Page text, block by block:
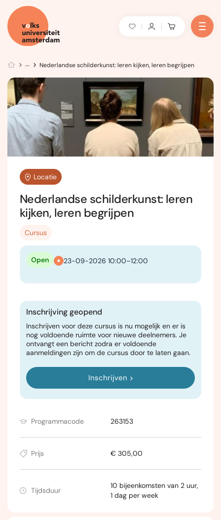
Nederlandse schilderkunst: leren kijken, leren begrijpen
Locatie
Nederlandse schilderkunst: leren
kijken, leren begrijpen
Cursus
23-09-2026 10:00–12:00
Open
Inschrijving geopend
Inschrijven voor deze cursus is nu mogelijk en er is
nog voldoende ruimte voor nieuwe deelnemers. Je
ontvangt een bericht zodra er voldoende
aanmeldingen zijn om de cursus door te laten gaan.
Inschrijven
Programmacode 263153
Prijs € 305,00
Tijdsduur
10 bijeenkomsten van 2 uur,
1 dag per week